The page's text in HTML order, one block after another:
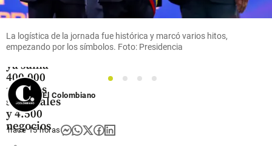
Rappi pisa
el
acelerador
en
Medellín,
ya suma
400.000
pedidos
semanales
y 4.500
negocios
La logística de la jornada fue histórica y marcó varios hitos,
empezando por los símbolos. Foto: Presidencia
1 2 3
4
El Colombiano
hace 15 horas